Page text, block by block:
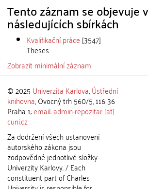
Tento záznam se objevuje v
následujících sbírkách
Kvalifikační práce [3547]
Theses
Zobrazit minimální záznam
© 2025 Univerzita Karlova,Ústřední
knihovna, Ovocný trh 560/5, 116 36
Praha 1;email: admin-repozitar [at]
cuni.cz
Za dodržení všech ustanovení
autorského zákona jsou
zodpovědné jednotlivé složky
Univerzity Karlovy. / Each
constituent part of Charles